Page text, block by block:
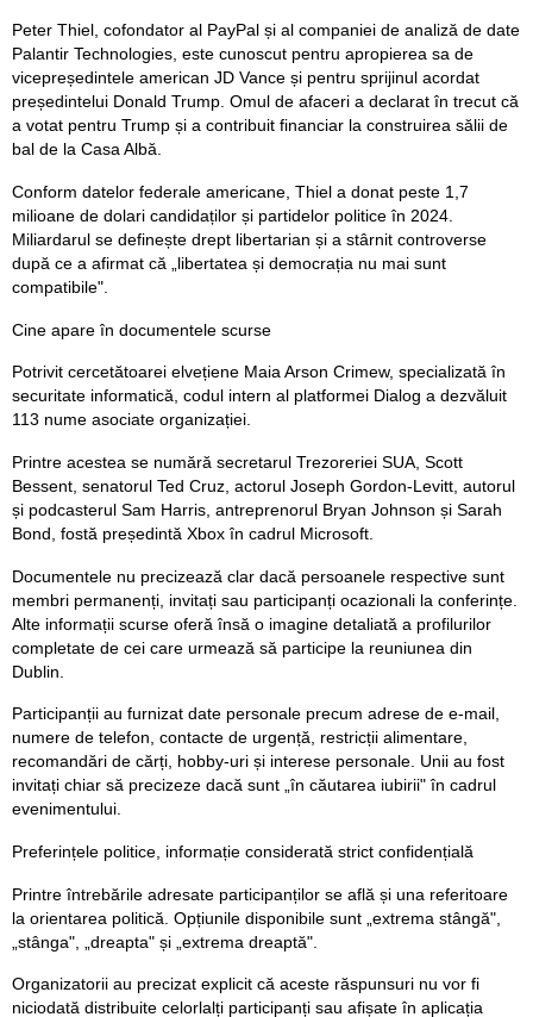
Peter Thiel, cofondator al PayPal și al companiei de analiză de date
Palantir Technologies, este cunoscut pentru apropierea sa de
vicepreședintele american JD Vance și pentru sprijinul acordat
președintelui Donald Trump. Omul de afaceri a declarat în trecut că
a votat pentru Trump și a contribuit financiar la construirea sălii de
bal de la Casa Albă.
Conform datelor federale americane, Thiel a donat peste 1,7
milioane de dolari candidaților și partidelor politice în 2024.
Miliardarul se definește drept libertarian și a stârnit controverse
după ce a afirmat că „libertatea și democrația nu mai sunt
compatibile".
Cine apare în documentele scurse
Potrivit cercetătoarei elvețiene Maia Arson Crimew, specializată în
securitate informatică, codul intern al platformei Dialog a dezvăluit
113 nume asociate organizației.
Printre acestea se numără secretarul Trezoreriei SUA, Scott
Bessent, senatorul Ted Cruz, actorul Joseph Gordon-Levitt, autorul
și podcasterul Sam Harris, antreprenorul Bryan Johnson și Sarah
Bond, fostă președintă Xbox în cadrul Microsoft.
Documentele nu precizează clar dacă persoanele respective sunt
membri permanenți, invitați sau participanți ocazionali la conferințe.
Alte informații scurse oferă însă o imagine detaliată a profilurilor
completate de cei care urmează să participe la reuniunea din
Dublin.
Participanții au furnizat date personale precum adrese de e-mail,
numere de telefon, contacte de urgență, restricții alimentare,
recomandări de cărți, hobby-uri și interese personale. Unii au fost
invitați chiar să precizeze dacă sunt „în căutarea iubirii" în cadrul
evenimentului.
Preferințele politice, informație considerată strict confidențială
Printre întrebările adresate participanților se află și una referitoare
la orientarea politică. Opțiunile disponibile sunt „extrema stângă",
„stânga", „dreapta" și „extrema dreaptă".
Organizatorii au precizat explicit că aceste răspunsuri nu vor fi
niciodată distribuite celorlalți participanți sau afișate în aplicația